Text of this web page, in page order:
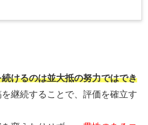
けるのは並大抵の努力ではでき
継続することで、評価を確立す